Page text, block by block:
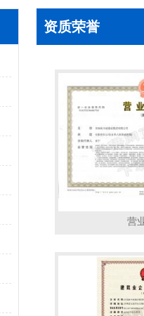
资质荣誉
营